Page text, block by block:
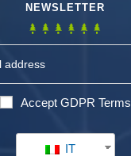
NEWSLETTER
Accept GDPR Terms
IT